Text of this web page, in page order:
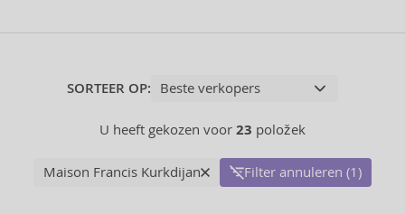
SORTEER OP:
U heeft gekozen voor 23 položek
Maison Francis Kurkdijan Filter annuleren (1)